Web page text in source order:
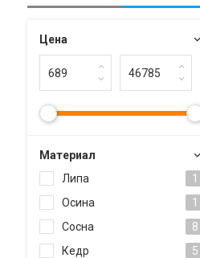
Цена
Материал
Липа
1
Осина
1
Сосна
8
Кедр
5